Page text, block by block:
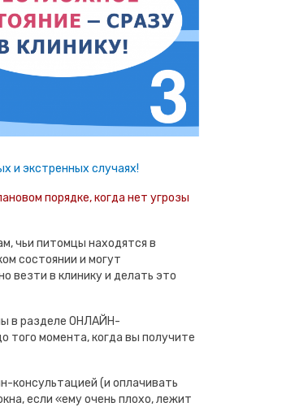
и экстренных случаях!
порядке, когда нет угрозы
чьи питомцы находятся в
состоянии и могут
везти в клинику и делать это
в разделе ОНЛАЙН-
момента, когда вы получите
консультацией (и оплачивать
если «ему очень плохо, лежит